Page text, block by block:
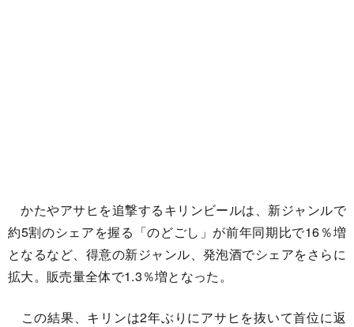
かたやアサヒを追撃するキリンビールは、新ジャンルで
約5割のシェアを握る「のどごし」が前年同期比で16％増
となるなど、得意の新ジャンル、発泡酒でシェアをさらに
拡大。販売量全体で1.3％増となった。
この結果、キリンは2年ぶりにアサヒを抜いて首位に返